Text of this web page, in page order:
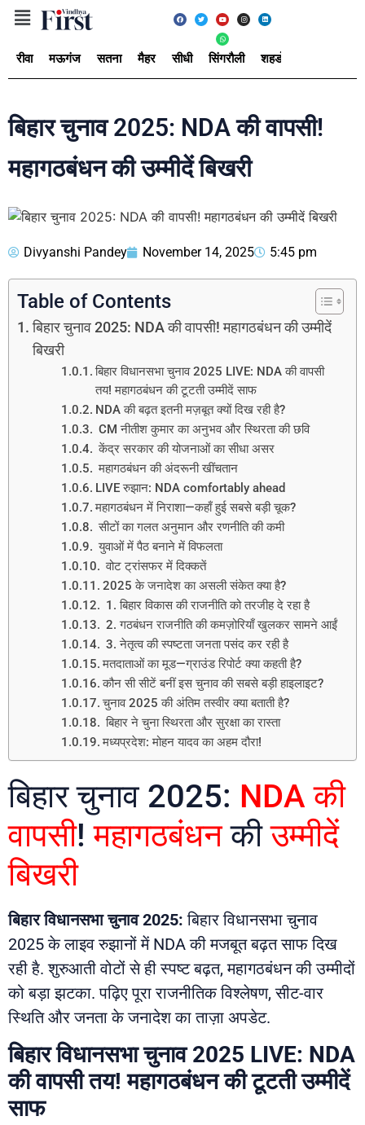
रीवा मऊगंज सतना मैहर सीधी सिंगरौली शहडोल
बिहार चुनाव 2025: NDA की वापसी!
महागठबंधन की उम्मीदें बिखरी
Divyanshi Pandey November 14, 2025 5:45 pm
Table of Contents
बिहार चुनाव 2025: NDA की वापसी! महागठबंधन की उम्मीदें
बिखरी
बिहार विधानसभा चुनाव 2025 LIVE: NDA की वापसी
तय! महागठबंधन की टूटती उम्मीदें साफ
NDA की बढ़त इतनी मज़बूत क्यों दिख रही है?
CM नीतीश कुमार का अनुभव और स्थिरता की छवि
केंद्र सरकार की योजनाओं का सीधा असर
महागठबंधन की अंदरूनी खींचतान
LIVE रुझान: NDA comfortably ahead
महागठबंधन में निराशा—कहाँ हुई सबसे बड़ी चूक?
सीटों का गलत अनुमान और रणनीति की कमी
युवाओं में पैठ बनाने में विफलता
वोट ट्रांसफर में दिक्कतें
2025 के जनादेश का असली संकेत क्या है?
1. बिहार विकास की राजनीति को तरजीह दे रहा है
2. गठबंधन राजनीति की कमज़ोरियाँ खुलकर सामने आईं
3. नेतृत्व की स्पष्टता जनता पसंद कर रही है
मतदाताओं का मूड—ग्राउंड रिपोर्ट क्या कहती है?
कौन सी सीटें बनीं इस चुनाव की सबसे बड़ी हाइलाइट?
चुनाव 2025 की अंतिम तस्वीर क्या बताती है?
बिहार ने चुना स्थिरता और सुरक्षा का रास्ता
मध्यप्रदेश: मोहन यादव का अहम दौरा!
बिहार चुनाव 2025: NDA की
वापसी!महागठबंधनकीउम्मीदें
बिखरी
बिहार विधानसभा चुनाव 2025: बिहार विधानसभा चुनाव
2025 के लाइव रुझानों में NDA की मजबूत बढ़त साफ दिख
रही है. शुरुआती वोटों से ही स्पष्ट बढ़त, महागठबंधन की उम्मीदों
को बड़ा झटका. पढ़िए पूरा राजनीतिक विश्लेषण, सीट-वार
स्थिति और जनता के जनादेश का ताज़ा अपडेट.
बिहार विधानसभा चुनाव 2025 LIVE: NDA
की वापसी तय! महागठबंधन की टूटती उम्मीदें
साफ